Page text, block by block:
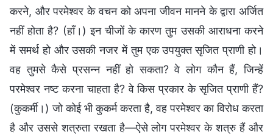
करने, और परमेश्वर के वचन को अपना जीवन मानने के द्वारा अर्जित
नहीं होता है? (हाँ।) इन चीजों के कारण तुम उसकी आराधना करने
में समर्थ हो और उसकी नजर में तुम एक उपयुक्त सृजित प्राणी हो।
वह तुमसे कैसे प्रसन्न नहीं हो सकता? वे लोग कौन हैं, जिन्हें
परमेश्वर नष्ट करना चाहता है? वे किस प्रकार के सृजित प्राणी हैं?
(कुकर्मी।) जो कोई भी कुकर्म करता है, वह परमेश्वर का विरोध करता
है और उससे शत्रुता रखता है—ऐसे लोग परमेश्वर के शत्रु हैं और